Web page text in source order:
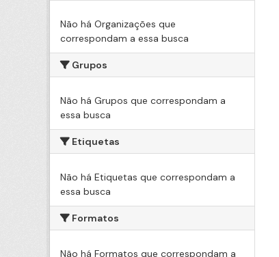
Não há Organizações que
correspondam a essa busca
Grupos
Não há Grupos que correspondam a
essa busca
Etiquetas
Não há Etiquetas que correspondam a
essa busca
Formatos
Não há Formatos que correspondam a